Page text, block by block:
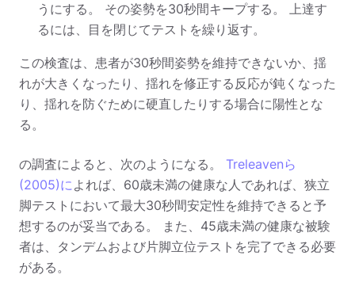
うにする。 その姿勢を30秒間キープする。 上達す
るには、目を閉じてテストを繰り返す。
この検査は、患者が30秒間姿勢を維持できないか、揺
れが大きくなったり、揺れを修正する反応が鈍くなった
り、揺れを防ぐために硬直したりする場合に陽性とな
る。
の調査によると、次のようになる。 Treleavenら
(2005)によれば、60歳未満の健康な人であれば、狭立
脚テストにおいて最大30秒間安定性を維持できると予
想するのが妥当である。 また、45歳未満の健康な被験
者は、タンデムおよび片脚立位テストを完了できる必要
がある。